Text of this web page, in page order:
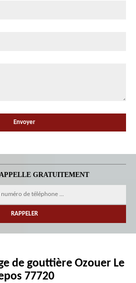
GRATUITEMENT
de gouttière Ozouer Le
77720